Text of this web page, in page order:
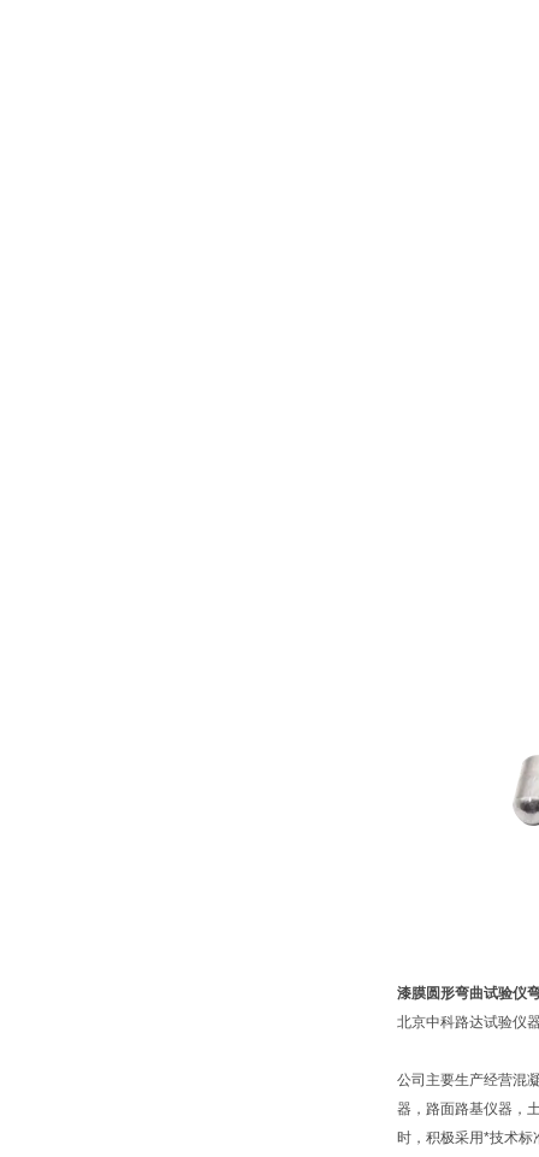
漆膜圆形弯曲试验仪
北京中科路达试验仪
公司主要生产经营混
器，路面路基仪器，
时，积极采用*技术